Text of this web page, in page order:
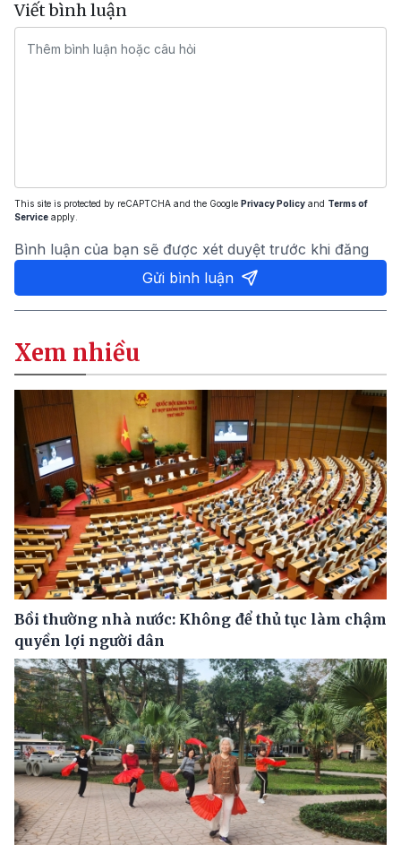
Viết bình luận
This site is protected by reCAPTCHA and the Google Privacy Policy and Terms of
Service apply.
Bình luận của bạn sẽ được xét duyệt trước khi đăng
Gửi bình luận
Xem nhiều
Bồi thường nhà nước: Không để thủ tục làm chậm
quyền lợi người dân